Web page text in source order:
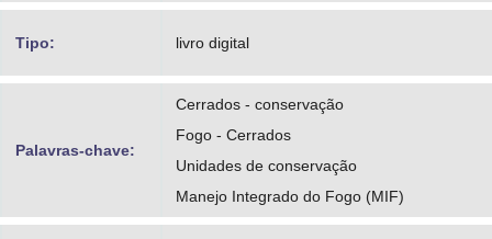
Tipo: livro digital
Palavras-chave:
Cerrados - conservação
Fogo - Cerrados
Unidades de conservação
Manejo Integrado do Fogo (MIF)